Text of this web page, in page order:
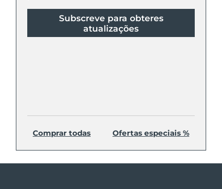
Subscreve para obteres
atualizações
Comprar todas Ofertas especiais %